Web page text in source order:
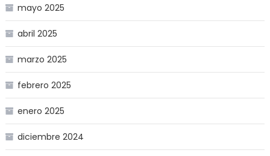
mayo 2025
abril 2025
marzo 2025
febrero 2025
enero 2025
diciembre 2024